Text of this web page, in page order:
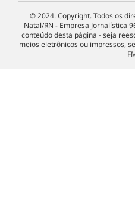
© 2024. Copyright. Todos os
Natal/RN - Empresa Jornalística
conteúdo desta página - seja
meios eletrônicos ou impressos,